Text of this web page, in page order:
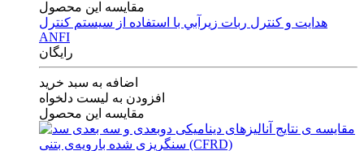
مقایسه این محصول
هدايت و كنترل ربات زيرآبي با استفاده از سيستم كنترل
ANFI
رایگان
اضافه به سبد خرید
افزودن به لیست دلخواه
مقایسه این محصول